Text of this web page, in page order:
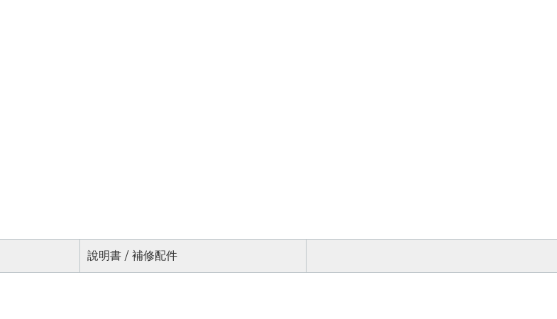
說明書 / 補修配件